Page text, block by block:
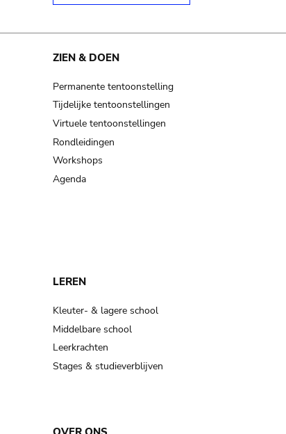
ZIEN & DOEN
Permanente tentoonstelling
Tijdelijke tentoonstellingen
Virtuele tentoonstellingen
Rondleidingen
Workshops
Agenda
LEREN
Kleuter- & lagere school
Middelbare school
Leerkrachten
Stages & studieverblijven